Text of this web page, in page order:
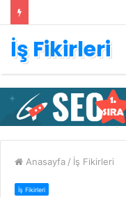
İş Fikirleri
Anasayfa / İş Fikirleri
İş Fikirleri